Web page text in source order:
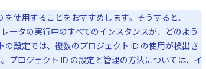
使用することをおすすめします。そうすると、
ータの実行中のすべてのインスタンスが、どのよう
の設定では、複数のプロジェクト ID の使用が検出さ
ロジェクト ID の設定と管理の方法については、 イ